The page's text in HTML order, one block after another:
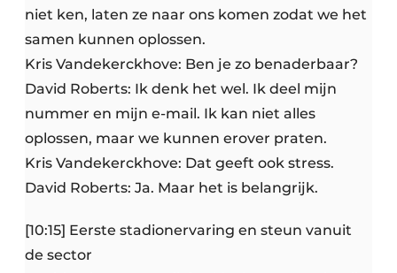
niet ken, laten ze naar ons komen zodat we het
samen kunnen oplossen.
Kris Vandekerckhove: Ben je zo benaderbaar?
David Roberts: Ik denk het wel. Ik deel mijn
nummer en mijn e-mail. Ik kan niet alles
oplossen, maar we kunnen erover praten.
Kris Vandekerckhove: Dat geeft ook stress.
David Roberts: Ja. Maar het is belangrijk.
[10:15] Eerste stadionervaring en steun vanuit
de sector